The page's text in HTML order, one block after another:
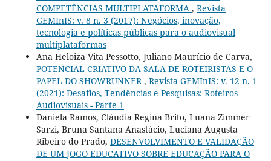
COMPETÊNCIAS MULTIPLATAFORMA , Revista
GEMInIS: v. 8 n. 3 (2017): Negócios, inovação,
tecnologia e políticas públicas para o audiovisual
multiplataformas
Ana Heloiza Vita Pessotto, Juliano Maurício de Carva,
POTENCIAL CRIATIVO DA SALA DE ROTEIRISTAS E O
PAPEL DO SHOWRUNNER, Revista GEMInIS: v. 12 n. 1
(2021): Desafios, Tendências e Pesquisas: Roteiros
Audiovisuais - Parte 1
Daniela Ramos, Cláudia Regina Brito, Luana Zimmer
Sarzi, Bruna Santana Anastácio, Luciana Augusta
Ribeiro do Prado, DESENVOLVIMENTO E VALIDAÇÃO
DE UM JOGO EDUCATIVO SOBRE EDUCAÇÃO PARA O